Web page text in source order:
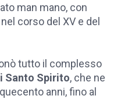
man mano, con
corso del XV e del
tutto il complesso
Santo Spirito, che ne
anni, fino al